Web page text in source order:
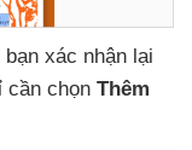
bạn xác nhận lại
cần chọn Thêm